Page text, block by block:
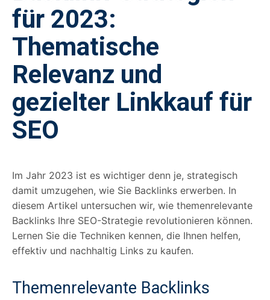
für 2023:
Thematische
Relevanz und
gezielter Linkkauf für
SEO
Im Jahr 2023 ist es wichtiger denn je, strategisch
damit umzugehen, wie Sie Backlinks erwerben. In
diesem Artikel untersuchen wir, wie themenrelevante
Backlinks Ihre SEO-Strategie revolutionieren können.
Lernen Sie die Techniken kennen, die Ihnen helfen,
effektiv und nachhaltig Links zu kaufen.
Themenrelevante Backlinks